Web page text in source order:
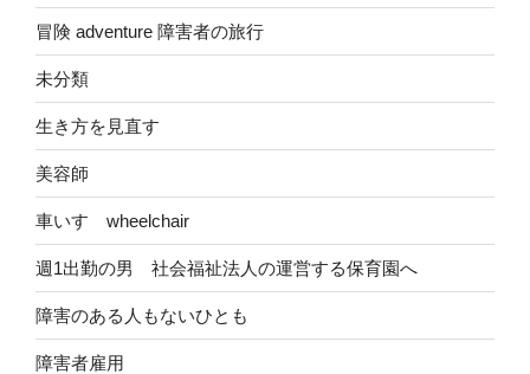
冒険 adventure 障害者の旅行
未分類
生き方を見直す
美容師
車いす wheelchair
週1出勤の男 社会福祉法人の運営する保育園へ
障害のある人もないひとも
障害者雇用